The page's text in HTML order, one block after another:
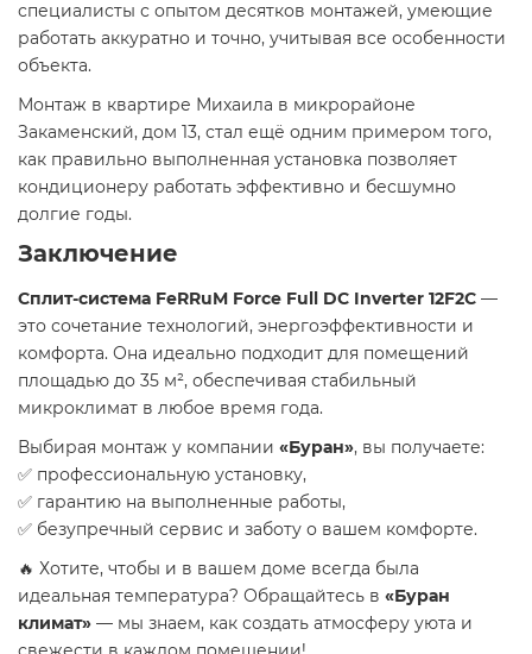
специалисты с опытом десятков монтажей, умеющие
работать аккуратно и точно, учитывая все особенности
объекта.
Монтаж в квартире Михаила в микрорайоне
Закаменский, дом 13, стал ещё одним примером того,
как правильно выполненная установка позволяет
кондиционеру работать эффективно и бесшумно
долгие годы.
Заключение
Сплит-система FeRRuM Force Full DC Inverter 12F2C —
это сочетание технологий, энергоэффективности и
комфорта. Она идеально подходит для помещений
площадью до 35 м², обеспечивая стабильный
микроклимат в любое время года.
Выбирая монтаж у компании «Буран», вы получаете:
✅ профессиональную установку,
✅ гарантию на выполненные работы,
✅ безупречный сервис и заботу о вашем комфорте.
🔥 Хотите, чтобы и в вашем доме всегда была
идеальная температура? Обращайтесь в «Буран
климат» — мы знаем, как создать атмосферу уюта и